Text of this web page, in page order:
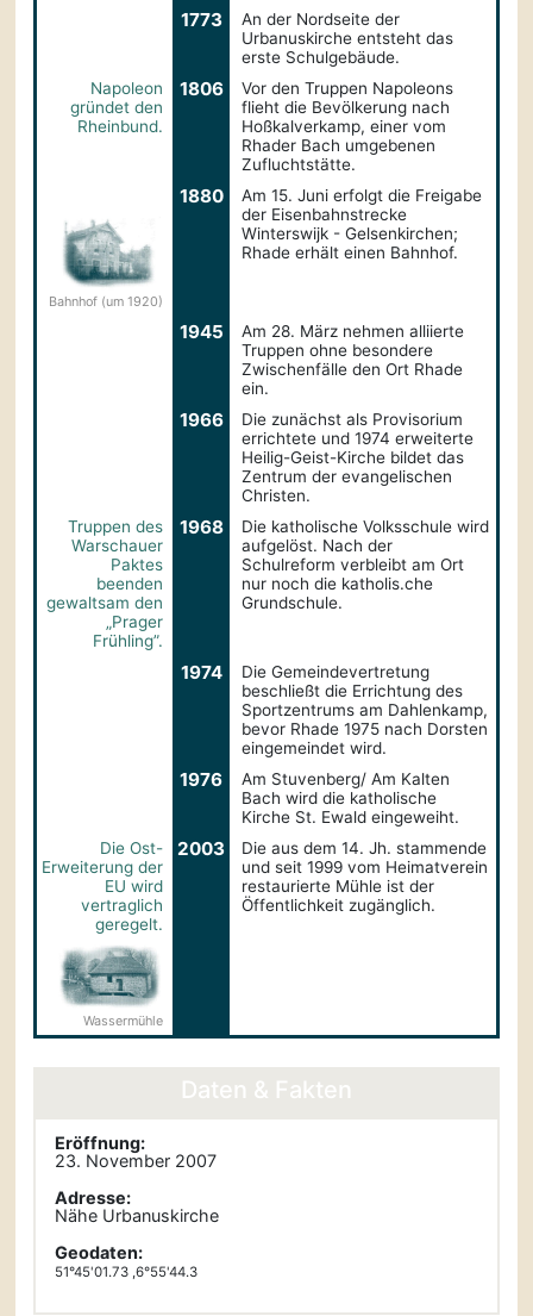
1773
An der Nordseite der
Urbanuskirche entsteht das
erste Schulgebäude.
Napoleon
gründet den
Rheinbund.
1806
Vor den Truppen Napoleons
flieht die Bevölkerung nach
Hoßkalverkamp, einer vom
Rhader Bach umgebenen
Zufluchtstätte.
Bahnhof (um 1920)
1880
Am 15. Juni erfolgt die Freigabe
der Eisenbahnstrecke
Winterswijk - Gelsenkirchen;
Rhade erhält einen Bahnhof.
1945
Am 28. März nehmen alliierte
Truppen ohne besondere
Zwischenfälle den Ort Rhade
ein.
1966
Die zunächst als Provisorium
errichtete und 1974 erweiterte
Heilig-Geist-Kirche bildet das
Zentrum der evangelischen
Christen.
Truppen des
Warschauer
Paktes
beenden
gewaltsam den
„Prager
Frühling”.
1968
Die katholische Volksschule wird
aufgelöst. Nach der
Schulreform verbleibt am Ort
nur noch die katholis.che
Grundschule.
1974
Die Gemeinde­vertretung
beschließt die Errichtung des
Sportzentrums am Dahlenkamp,
bevor Rhade 1975 nach Dorsten
eingemeindet wird.
1976
Am Stuvenberg/ Am Kalten
Bach wird die katholische
Kirche St. Ewald eingeweiht.
Die Ost-
Erweiterung der
EU wird
vertraglich
geregelt.
Wasser­mühle
2003
Die aus dem 14. Jh. stammende
und seit 1999 vom Heimatverein
restaurierte Mühle ist der
Öffentlichkeit zugänglich.
Daten & Fakten
Eröffnung:
23. November 2007
Adresse:
Nähe Urbanuskirche
Geodaten:
51°45'01.73 ,6°55'44.3